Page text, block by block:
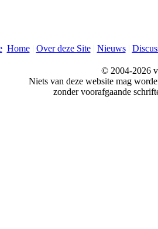
Home| Over deze Site| Nieuws|
© 2004-2026
Niets van deze website mag
zonder voorafgaande